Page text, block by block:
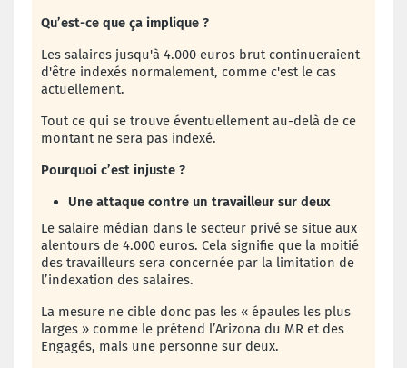
Qu’est-ce que ça implique ?
Les salaires jusqu'à 4.000 euros brut continueraient
d'être indexés normalement, comme c'est le cas
actuellement.
Tout ce qui se trouve éventuellement au-delà de ce
montant ne sera pas indexé.
Pourquoi c’est injuste ?
Une attaque contre un travailleur sur deux
Le salaire médian dans le secteur privé se situe aux
alentours de 4.000 euros. Cela signifie que la moitié
des travailleurs sera concernée par la limitation de
l’indexation des salaires.
La mesure ne cible donc pas les « épaules les plus
larges » comme le prétend l’Arizona du MR et des
Engagés, mais une personne sur deux.